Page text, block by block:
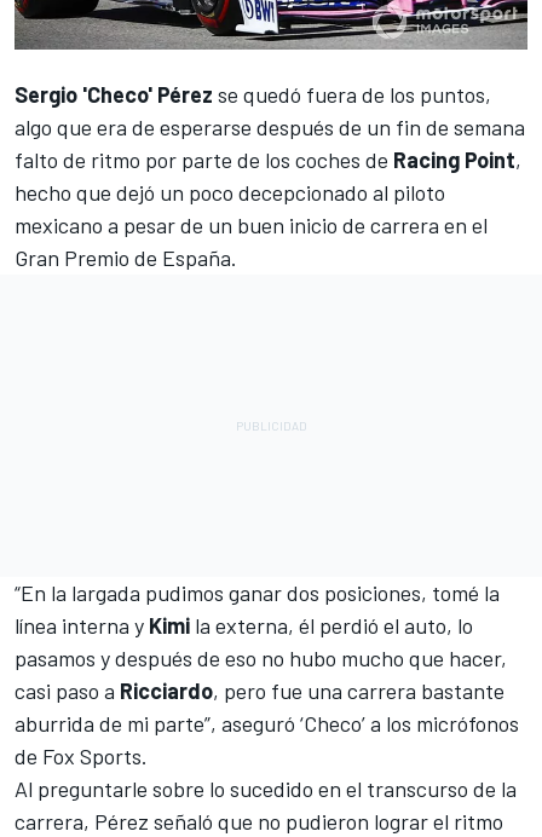
Sergio 'Checo' Pérez se quedó fuera de los puntos,
algo que era de esperarse después de un fin de semana
falto de ritmo por parte de los coches de Racing Point,
hecho que dejó un poco decepcionado al piloto
mexicano a pesar de un buen inicio de carrera en el
Gran Premio de España.
“En la largada pudimos ganar dos posiciones, tomé la
línea interna y Kimi la externa, él perdió el auto, lo
pasamos y después de eso no hubo mucho que hacer,
casi paso a Ricciardo, pero fue una carrera bastante
aburrida de mi parte”, aseguró ‘Checo’ a los micrófonos
de Fox Sports.
Al preguntarle sobre lo sucedido en el transcurso de la
carrera, Pérez señaló que no pudieron lograr el ritmo